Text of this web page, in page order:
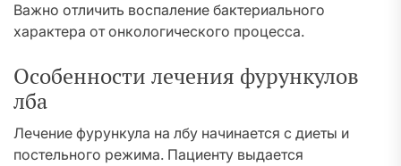
Важно отличить воспаление бактериального
характера от онкологического процесса.
Особенности лечения фурункулов
лба
Лечение фурункула на лбу начинается с диеты и
постельного режима. Пациенту выдается